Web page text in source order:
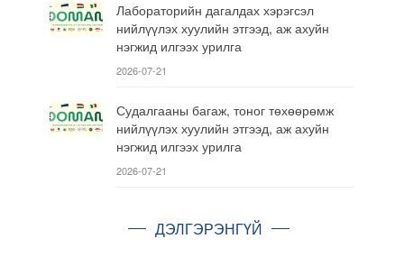
Лабораторийн дагалдах хэрэгсэл
нийлүүлэх хуулийн этгээд, аж ахуйн
нэгжид илгээх урилга
2026-07-21
Судалгааны багаж, тоног төхөөрөмж
нийлүүлэх хуулийн этгээд, аж ахуйн
нэгжид илгээх урилга
2026-07-21
ДЭЛГЭРЭНГҮЙ